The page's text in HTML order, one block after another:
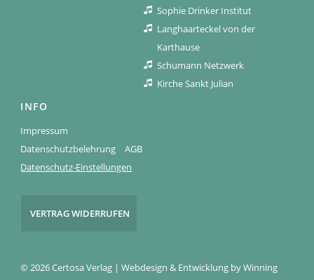
Sophie Drinker Institut
Langhaarteckel von der
Karthause
Schumann Netzwerk
Kirche Sankt Julian
INFO
Impressum
Datenschutzbelehrung
AGB
Datenschutz-Einstellungen
VERTRAG WIDERRUFEN
© 2026 Certosa Verlag | Webdesign & Entwicklung byWinning